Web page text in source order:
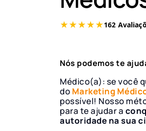
Nós podemos te
Médico(a): se você
do Marketing
possível! Nosso
para te ajudar a
autoridade na sua